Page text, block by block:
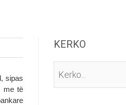
sipas
me të
KERKO